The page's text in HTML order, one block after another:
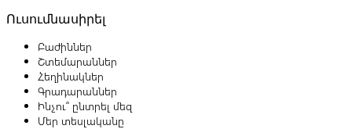
Ուսումնասիրել
Բաժիններ
Շտեմարաններ
Հեղինակներ
Գրադարաններ
Ինչու՞ ընտրել մեզ
Մեր տեսլականը